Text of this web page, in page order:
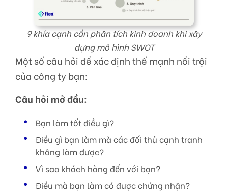
9 khía cạnh cần phân tích kinh doanh khi xây
dựng mô hình SWOT
Một số câu hỏi để xác định thế mạnh nổi trội
của công ty bạn:
Câu hỏi mở đầu:
Bạn làm tốt điều gì?
Điều gì bạn làm mà các đối thủ cạnh tranh
không làm được?
Vì sao khách hàng đến với bạn?
Điều mà bạn làm có được chứng nhận?